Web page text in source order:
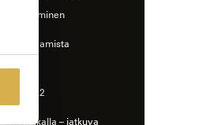
parantaminen
Digiosaamista
2
työpaikalla – jatkuva